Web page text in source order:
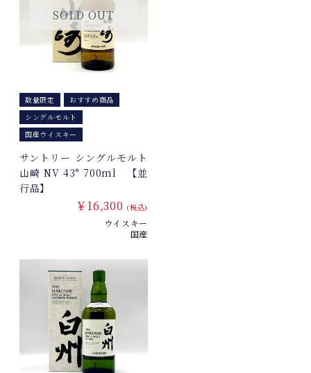
SOLD OUT
数量限定
おすすめ商品
シングルモルト
国産ウイスキー
サントリー シングルモルト
山崎 NV 43° 700ml 【並
行品】
￥16,300 (税込)
ウイスキー
国産